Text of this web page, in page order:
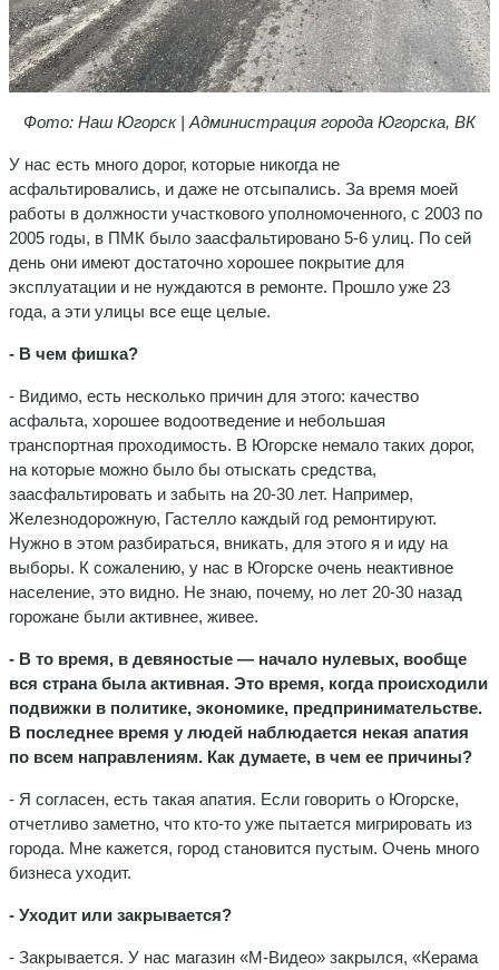
Фото: Наш Югорск | Администрация города Югорска, ВК
У нас есть много дорог, которые никогда не
асфальтировались, и даже не отсыпались. За время моей
работы в должности участкового уполномоченного, с 2003 по
2005 годы, в ПМК было заасфальтировано 5-6 улиц. По сей
день они имеют достаточно хорошее покрытие для
эксплуатации и не нуждаются в ремонте. Прошло уже 23
года, а эти улицы все еще целые.
- В чем фишка?
- Видимо, есть несколько причин для этого: качество
асфальта, хорошее водоотведение и небольшая
транспортная проходимость. В Югорске немало таких дорог,
на которые можно было бы отыскать средства,
заасфальтировать и забыть на 20-30 лет. Например,
Железнодорожную, Гастелло каждый год ремонтируют.
Нужно в этом разбираться, вникать, для этого я и иду на
выборы. К сожалению, у нас в Югорске очень неактивное
население, это видно. Не знаю, почему, но лет 20-30 назад
горожане были активнее, живее.
- В то время, в девяностые — начало нулевых, вообще
вся страна была активная. Это время, когда происходили
подвижки в политике, экономике, предпринимательстве.
В последнее время у людей наблюдается некая апатия
по всем направлениям. Как думаете, в чем ее причины?
- Я согласен, есть такая апатия. Если говорить о Югорске,
отчетливо заметно, что кто-то уже пытается мигрировать из
города. Мне кажется, город становится пустым. Очень много
бизнеса уходит.
- Уходит или закрывается?
- Закрывается. У нас магазин «М-Видео» закрылся, «Керама